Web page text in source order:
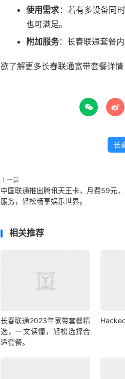
使用需求 ：若有多设备同
也可满足。
附加服务：长春联通套餐
欲了解更多长春联通宽带套餐详
 
长
上一篇
中国联通推出腾讯天王卡，月费59元
服务，轻松畅享娱乐世界。
相关推荐
长春联通2023年宽带套餐精
选，一文读懂，轻松选择合
适套餐。